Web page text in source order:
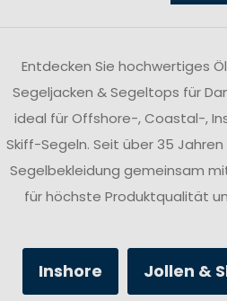
Entdecken Sie hochwertiges
Segeljacken & Segeltops für
ideal für Offshore-, Coastal-,
Skiff-Segeln. Seit über 35
Segelbekleidung gemeinsam
für höchste Produktqualität
Inshore Jollen &